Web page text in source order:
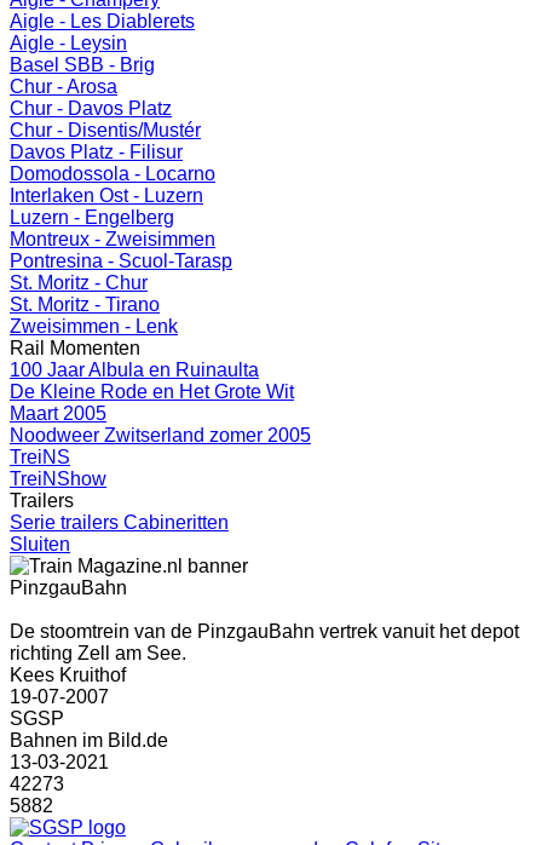
Aigle - Les Diablerets
Aigle - Leysin
Basel SBB - Brig
Chur - Arosa
Chur - Davos Platz
Chur - Disentis/Mustér
Davos Platz - Filisur
Domodossola - Locarno
Interlaken Ost - Luzern
Luzern - Engelberg
Montreux - Zweisimmen
Pontresina - Scuol-Tarasp
St. Moritz - Chur
St. Moritz - Tirano
Zweisimmen - Lenk
Rail Momenten
100 Jaar Albula en Ruinaulta
De Kleine Rode en Het Grote Wit
Maart 2005
Noodweer Zwitserland zomer 2005
TreiNS
TreiNShow
Trailers
Serie trailers Cabineritten
Sluiten
PinzgauBahn
De stoomtrein van de PinzgauBahn vertrek vanuit het depot
richting Zell am See.
Kees Kruithof
19-07-2007
SGSP
Bahnen im Bild.de
13-03-2021
42273
5882